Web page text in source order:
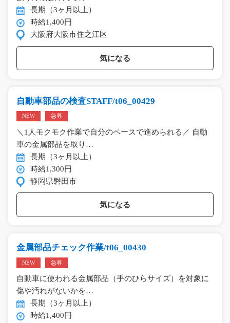
長期（3ヶ月以上）
時給1,400円
大阪府大阪市住之江区
気になる
自動車部品の検査STAFF/t06_00429
NEW 急募
＼1人モクモク作業で自分のペースで進められる／ 自動
車の金属部品を取り…
長期（3ヶ月以上）
時給1,300円
静岡県磐田市
気になる
金属部品チェック作業/t06_00430
NEW 急募
自動車に使われる金属部品（手のひらサイズ）を対象に
傷や汚れがないかを…
長期（3ヶ月以上）
時給1,400円